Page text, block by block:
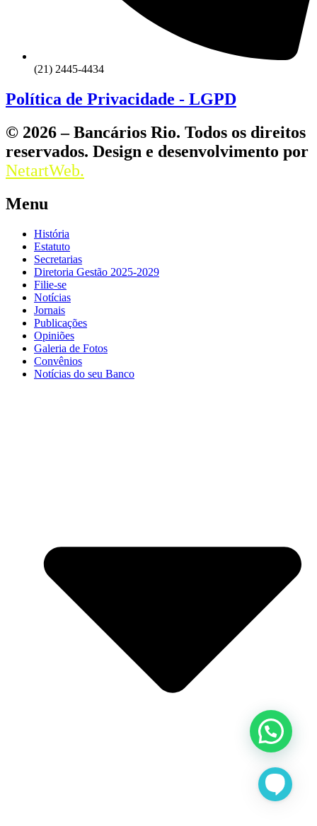
(21) 2445-4434
Política de Privacidade - LGPD
© 2026 – Bancários Rio. Todos os direitos
reservados. Design e desenvolvimento por
NetartWeb.
Menu
História
Estatuto
Secretarias
Diretoria Gestão 2025-2029
Filie-se
Notícias
Jornais
Publicações
Opiniões
Galeria de Fotos
Convênios
Notícias do seu Banco